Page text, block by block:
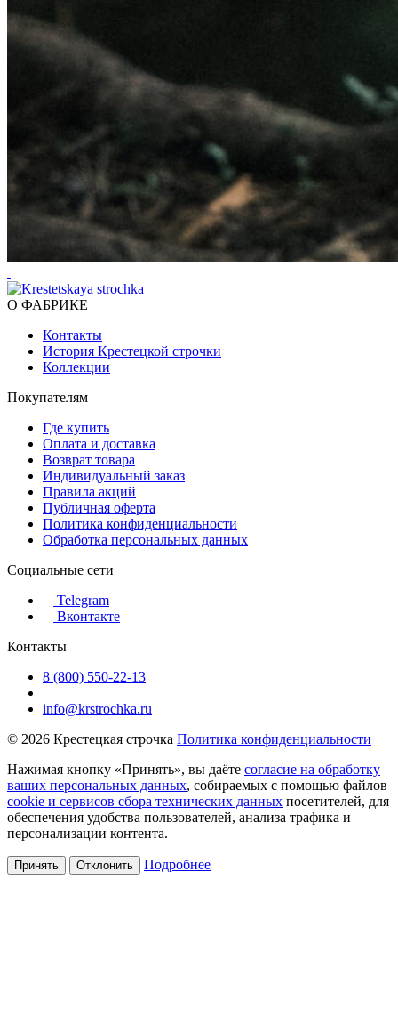
О ФАБРИКЕ
Контакты
История Крестецкой строчки
Коллекции
Покупателям
Где купить
Оплата и доставка
Возврат товара
Индивидуальный заказ
Правила акций
Публичная оферта
Политика конфиденциальности
Обработка персональных данных
Социальные сети
Telegram
Вконтакте
Контакты
8 (800) 550-22-13
info@krstrochka.ru
© 2026 Крестецкая строчка Политика конфиденциальности
Нажимая кнопку «Принять», вы даёте согласие на обработку
ваших персональных данных, собираемых с помощью файлов
cookie и сервисов сбора технических данных посетителей, для
обеспечения удобства пользователей, анализа трафика и
персонализации контента.
Принять Отклонить Подробнее